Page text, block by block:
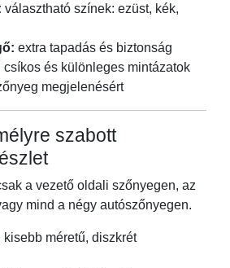
választható színek: ezüst, kék,
extra tapadás és biztonság
csíkos és különleges mintázatok
megjelenésért
szabott
a vezető oldali szőnyegen, az
mind a négy autószőnyegen.
kisebb méretű, diszkrét